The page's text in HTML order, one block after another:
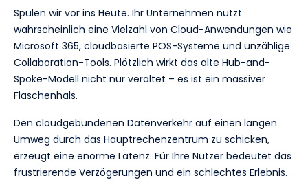
Spulen wir vor ins Heute. Ihr Unternehmen nutzt
wahrscheinlich eine Vielzahl von Cloud-Anwendungen wie
Microsoft 365, cloudbasierte POS-Systeme und unzählige
Collaboration-Tools. Plötzlich wirkt das alte Hub-and-
Spoke-Modell nicht nur veraltet – es ist ein massiver
Flaschenhals.
Den cloudgebundenen Datenverkehr auf einen langen
Umweg durch das Hauptrechenzentrum zu schicken,
erzeugt eine enorme Latenz. Für Ihre Nutzer bedeutet das
frustrierende Verzögerungen und ein schlechtes Erlebnis.